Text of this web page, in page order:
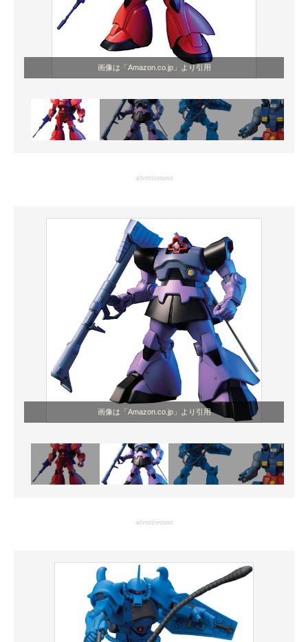
AI活用のいまが分かる
企業ITのトレンドを詳説
マーケ×ITの今がよく分かる
ITエンジニア向け専門サイト
製造業のIT導入・活用を支援
モノづくり技術者専門サイト
エレクトロニクス専門サイト
電子設計の基本と応用
エネルギーの専門メディア
建設×テクノロジーの最前線
ちょっと気になるネットの話題
画像は「Amazon.co.jp」より引用
advertisement
画像は「Amazon.co.jp」より引用
advertisement